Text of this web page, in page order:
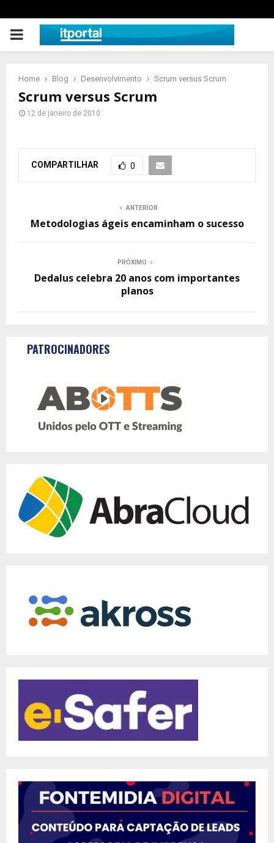
PRIMARY
Home Blog Desenvolvimento Scrum versus Scrum
Scrum versus Scrum
12 de janeiro de 2010
COMPARTILHAR 0
ANTERIOR
Metodologias ágeis encaminham o sucesso
PRÓXIMO
Dedalus celebra 20 anos com importantes
planos
PATROCINADORES